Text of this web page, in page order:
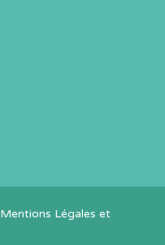
Mentions Légales et